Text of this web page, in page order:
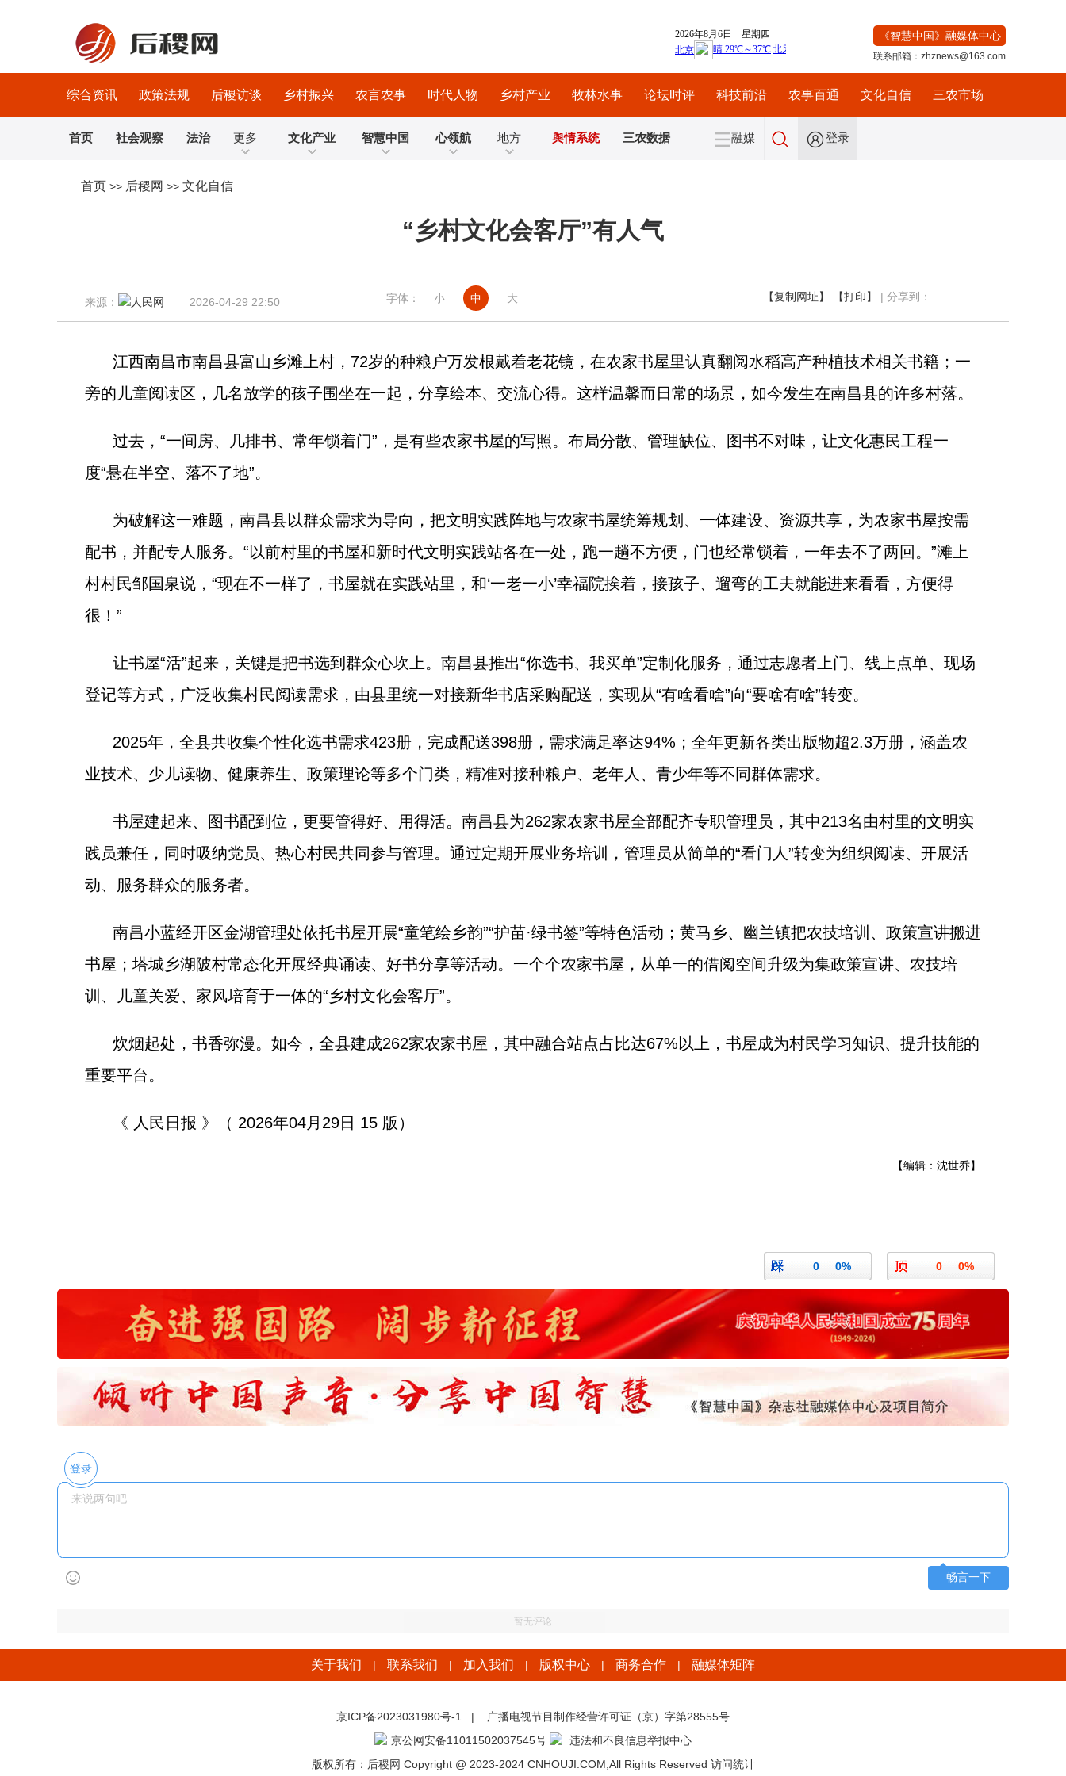
《智慧中国》融媒体中心
联系邮箱：zhznews@163.com
综合资讯 政策法规 后稷访谈 乡村振兴 农言农事 时代人物 乡村产业 牧林水事 论坛时评 科技前沿 农事百通 文化自信 三农市场
首页 社会观察 法治 更多 文化产业 智慧中国 心领航 地方 舆情系统 三农数据 融媒 登录
首页 >> 后稷网 >> 文化自信
“乡村文化会客厅”有人气
来源： 2026-04-29 22:50 字体： 小 中 大 【复制网址】 【打印】 | 分享到：
江西南昌市南昌县富山乡滩上村，72岁的种粮户万发根戴着老花镜，在农家书屋里认真翻阅水稻高产种植技术相关书籍；一
旁的儿童阅读区，几名放学的孩子围坐在一起，分享绘本、交流心得。这样温馨而日常的场景，如今发生在南昌县的许多村落。
过去，“一间房、几排书、常年锁着门”，是有些农家书屋的写照。布局分散、管理缺位、图书不对味，让文化惠民工程一
度“悬在半空、落不了地”。
为破解这一难题，南昌县以群众需求为导向，把文明实践阵地与农家书屋统筹规划、一体建设、资源共享，为农家书屋按需
配书，并配专人服务。“以前村里的书屋和新时代文明实践站各在一处，跑一趟不方便，门也经常锁着，一年去不了两回。”滩上
村村民邹国泉说，“现在不一样了，书屋就在实践站里，和‘一老一小’幸福院挨着，接孩子、遛弯的工夫就能进来看看，方便得
很！”
让书屋“活”起来，关键是把书选到群众心坎上。南昌县推出“你选书、我买单”定制化服务，通过志愿者上门、线上点单、现场
登记等方式，广泛收集村民阅读需求，由县里统一对接新华书店采购配送，实现从“有啥看啥”向“要啥有啥”转变。
2025年，全县共收集个性化选书需求423册，完成配送398册，需求满足率达94%；全年更新各类出版物超2.3万册，涵盖农
业技术、少儿读物、健康养生、政策理论等多个门类，精准对接种粮户、老年人、青少年等不同群体需求。
书屋建起来、图书配到位，更要管得好、用得活。南昌县为262家农家书屋全部配齐专职管理员，其中213名由村里的文明实
践员兼任，同时吸纳党员、热心村民共同参与管理。通过定期开展业务培训，管理员从简单的“看门人”转变为组织阅读、开展活
动、服务群众的服务者。
南昌小蓝经开区金湖管理处依托书屋开展“童笔绘乡韵”“护苗·绿书签”等特色活动；黄马乡、幽兰镇把农技培训、政策宣讲搬进
书屋；塔城乡湖陂村常态化开展经典诵读、好书分享等活动。一个个农家书屋，从单一的借阅空间升级为集政策宣讲、农技培
训、儿童关爱、家风培育于一体的“乡村文化会客厅”。
炊烟起处，书香弥漫。如今，全县建成262家农家书屋，其中融合站点占比达67%以上，书屋成为村民学习知识、提升技能的
重要平台。
《 人民日报 》（ 2026年04月29日 15 版）
【编辑：沈世乔】
0 0%
0 0%
登录
畅言一下
暂无评论
关于我们 | 联系我们 | 加入我们 | 版权中心 | 商务合作 | 融媒体矩阵
京ICP备2023031980号-1 |
广播电视节目制作经营许可证（京）字第28555号
京公网安备11011502037545号
违法和不良信息举报中心
版权所有：后稷网 Copyright @ 2023-2024 CNHOUJI.COM,All Rights Reserved 访问统计